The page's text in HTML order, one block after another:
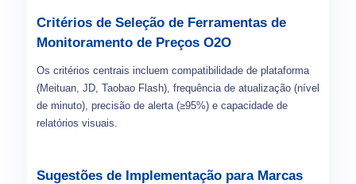
Critérios de Seleção de Ferramentas de
Monitoramento de Preços O2O
Os critérios centrais incluem compatibilidade de plataforma
(Meituan, JD, Taobao Flash), frequência de atualização (nível
de minuto), precisão de alerta (≥95%) e capacidade de
relatórios visuais.
Sugestões de Implementação para Marcas